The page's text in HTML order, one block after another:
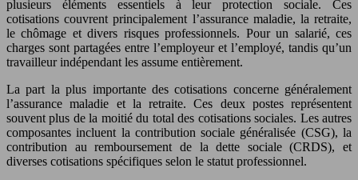
plusieurs éléments essentiels à leur protection sociale. Ces
cotisations couvrent principalement l’assurance maladie, la retraite,
le chômage et divers risques professionnels. Pour un salarié, ces
charges sont partagées entre l’employeur et l’employé, tandis qu’un
travailleur indépendant les assume entièrement.
La part la plus importante des cotisations concerne généralement
l’assurance maladie et la retraite. Ces deux postes représentent
souvent plus de la moitié du total des cotisations sociales. Les autres
composantes incluent la contribution sociale généralisée (CSG), la
contribution au remboursement de la dette sociale (CRDS), et
diverses cotisations spécifiques selon le statut professionnel.